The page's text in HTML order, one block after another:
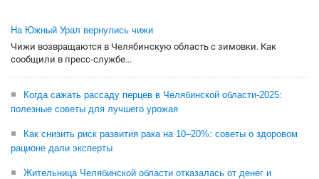
На Южный Урал вернулись чижи
Чижи возвращаются в Челябинскую область с зимовки. Как
сообщили в пресс-службе...
Когда сажать рассаду перцев в Челябинской области-2025:
полезные советы для лучшего урожая
Как снизить риск развития рака на 10–20%: советы о здоровом
рационе дали эксперты
Жительница Челябинской области отказалась от денег и